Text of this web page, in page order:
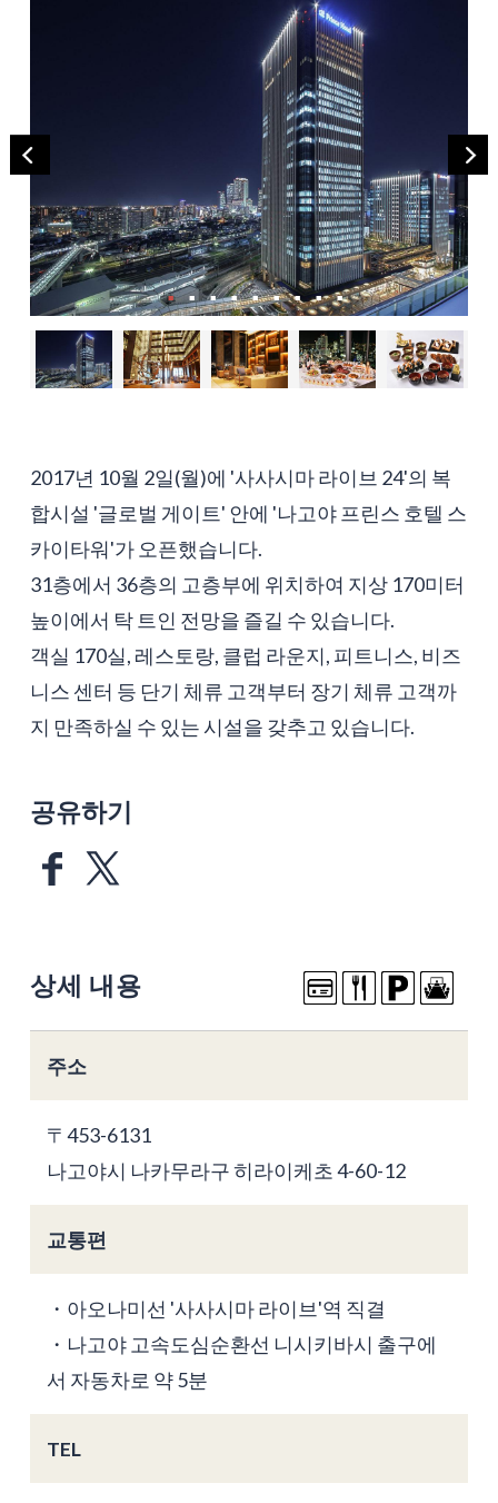
2017년 10월 2일(월)에 '사사시마 라이브 24'의 복
합시설 '글로벌 게이트' 안에 '나고야 프린스 호텔 스
카이타워'가 오픈했습니다.
31층에서 36층의 고층부에 위치하여 지상 170미터
높이에서 탁 트인 전망을 즐길 수 있습니다.
객실 170실, 레스토랑, 클럽 라운지, 피트니스, 비즈
니스 센터 등 단기 체류 고객부터 장기 체류 고객까
지 만족하실 수 있는 시설을 갖추고 있습니다.
공유하기
상세 내용
주소
〒453-6131
나고야시 나카무라구 히라이케초 4-60-12
교통편
・아오나미선 '사사시마 라이브'역 직결
・나고야 고속도심순환선 니시키바시 출구에
서 자동차로 약 5분
TEL